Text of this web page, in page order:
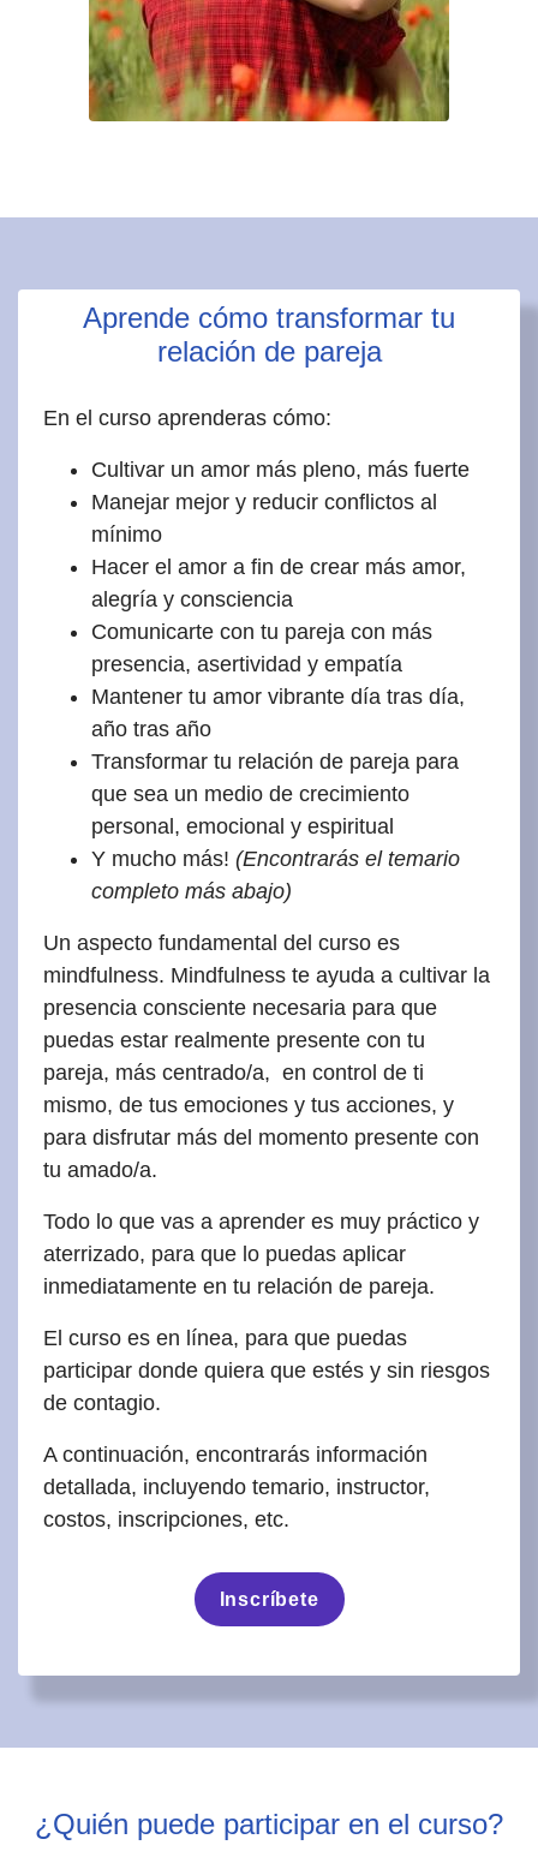
Aprende cómo transformar tu
relación de pareja
En el curso aprenderas cómo:
Cultivar un amor más pleno, más fuerte
Manejar mejor y reducir conflictos al
mínimo
Hacer el amor a fin de crear más amor,
alegría y consciencia
Comunicarte con tu pareja con más
presencia, asertividad y empatía
Mantener tu amor vibrante día tras día,
año tras año
Transformar tu relación de pareja para
que sea un medio de crecimiento
personal, emocional y espiritual
Y mucho más! (Encontrarás el temario
completo más abajo)
Un aspecto fundamental del curso es
mindfulness. Mindfulness te ayuda a cultivar la
presencia consciente necesaria para que
puedas estar realmente presente con tu
pareja, más centrado/a, en control de ti
mismo, de tus emociones y tus acciones, y
para disfrutar más del momento presente con
tu amado/a.
Todo lo que vas a aprender es muy práctico y
aterrizado, para que lo puedas aplicar
inmediatamente en tu relación de pareja.
El curso es en línea, para que puedas
participar donde quiera que estés y sin riesgos
de contagio.
A continuación, encontrarás información
detallada, incluyendo temario, instructor,
costos, inscripciones, etc.
Inscríbete
¿Quién puede participar en el curso?